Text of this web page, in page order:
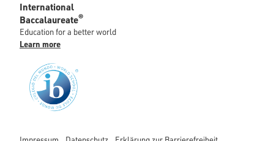
International
Baccalaureate®
Education for a better world
Learn more